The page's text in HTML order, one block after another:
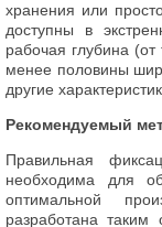
хранения или
доступны в
рабочая глубина
менее половины
другие
Рекомендуемый
Правильная
необходима для
оптимальной
разработана